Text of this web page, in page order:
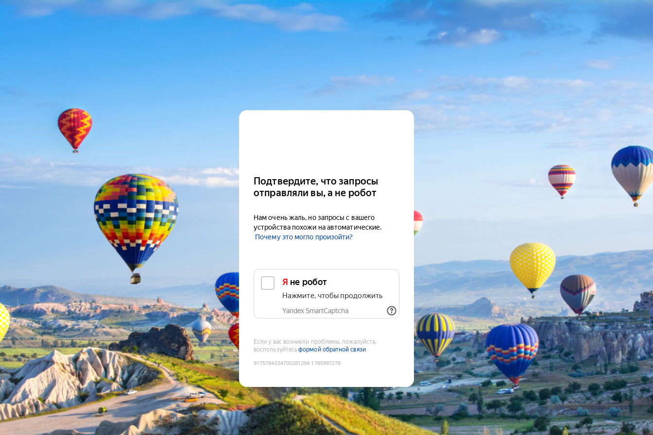
Подтвердите, что запросы
отправляли вы, а не робот
Нам очень жаль, но запросы с вашего
устройства похожи на автоматические.
Почему это могло произойти?
Я не робот
Нажмите, чтобы продолжить
Yandex SmartCaptcha
Если у вас возникли проблемы, пожалуйста,
воспользуйтесьформой обратной связи
9175784034700281294:1785997278